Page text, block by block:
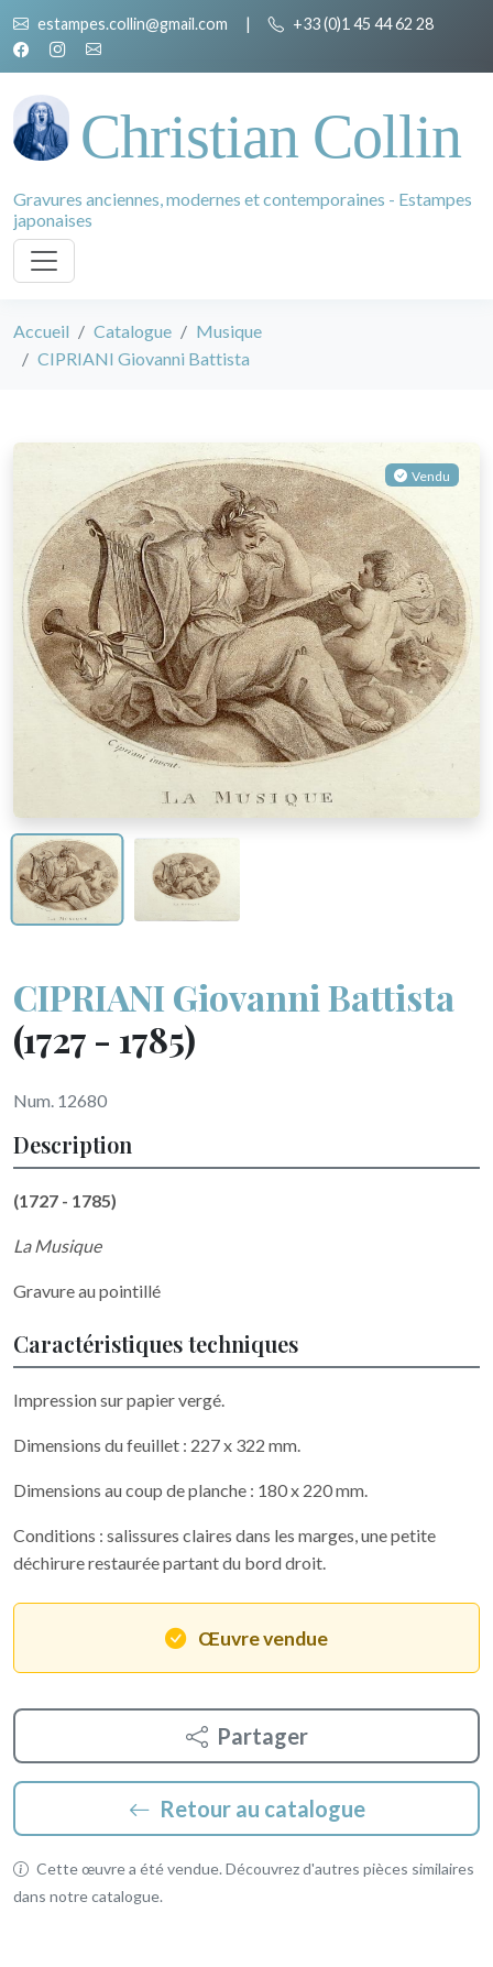
estampes.collin@gmail.com | +33 (0)1 45 44 62 28
Christian Collin
Gravures anciennes, modernes et contemporaines - Estampes
japonaises
Accueil Catalogue
Musique
CIPRIANI Giovanni Battista
Vendu
CIPRIANI Giovanni Battista
(1727 - 1785)
Num. 12680
Description
(1727 - 1785)
La Musique
Gravure au pointillé
Caractéristiques techniques
Impression sur papier vergé.
Dimensions du feuillet : 227 x 322 mm.
Dimensions au coup de planche : 180 x 220 mm.
Conditions : salissures claires dans les marges, une petite
déchirure restaurée partant du bord droit.
Œuvre vendue
Partager
Retour au catalogue
Cette œuvre a été vendue. Découvrez d'autres pièces similaires
dans notre catalogue.